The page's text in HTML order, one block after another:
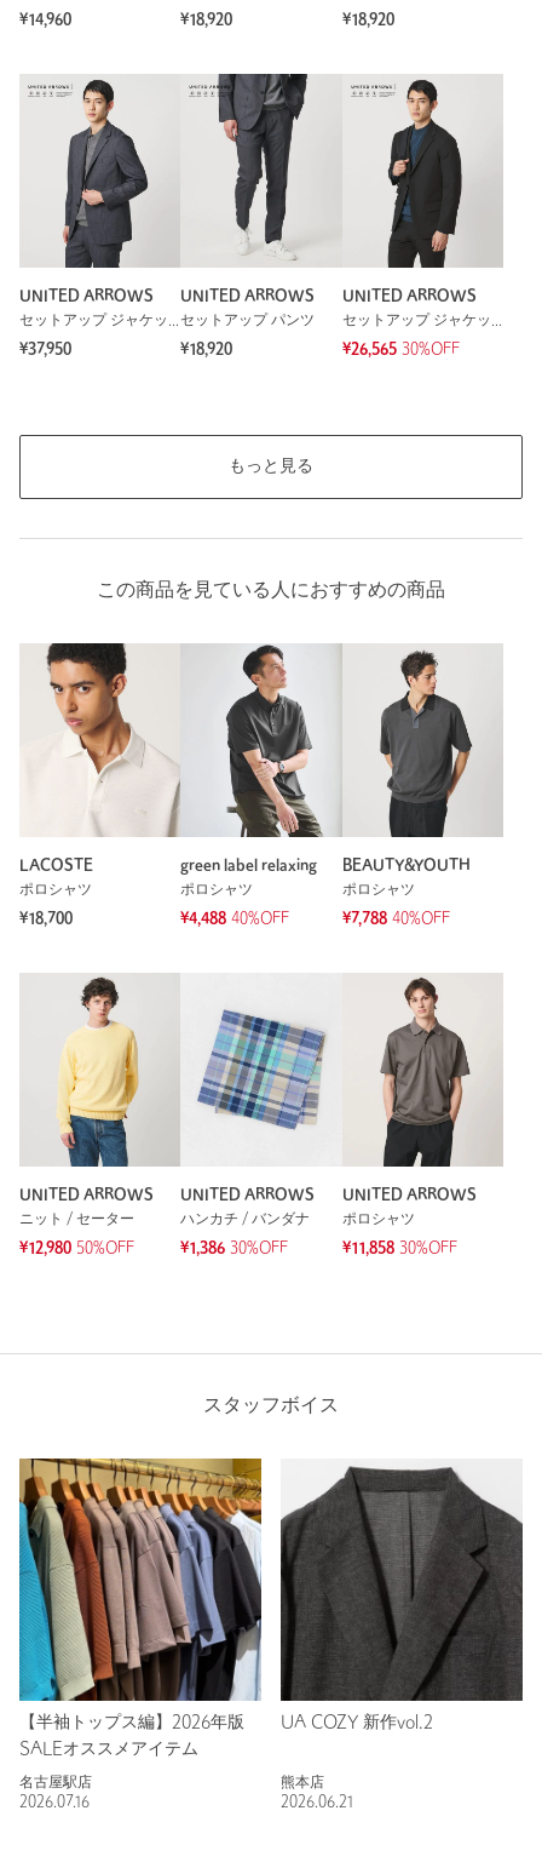
¥14,960
¥18,920
¥18,920
UNITED ARROWS
セットアップ ジャケット
¥37,950
UNITED ARROWS
セットアップ パンツ
¥18,920
UNITED ARROWS
セットアップ ジャケット
¥26,565 30%OFF
もっと見る
この商品を見ている人におすすめの商品
LACOSTE
ポロシャツ
¥18,700
green label relaxing
ポロシャツ
¥4,488 40%OFF
BEAUTY&YOUTH
ポロシャツ
¥7,788 40%OFF
UNITED ARROWS
ニット / セーター
¥12,980 50%OFF
UNITED ARROWS
ハンカチ / バンダナ
¥1,386 30%OFF
UNITED ARROWS
ポロシャツ
¥11,858 30%OFF
スタッフボイス
【半袖トップス編】2026年版
SALEオススメアイテム
名古屋駅店
2026.07.16
UA COZY 新作vol.2
熊本店
2026.06.21